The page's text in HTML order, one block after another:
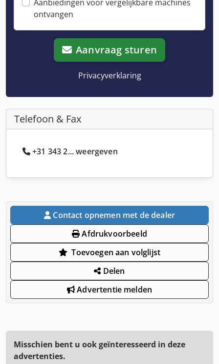
Aanbiedingen voor vergelijkbare machines
ontvangen
Aanvraag sturen
Privacyverklaring
Telefoon & Fax
+31 343 2... weergeven
Contact opnemen met de dealer
Afdrukvoorbeeld
Toevoegen aan volglijst
Delen
Advertentie melden
Misschien bent u ook geïnteresseerd in deze
advertenties.